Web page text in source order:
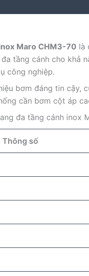
Maro CHM3-70 là
tầng cánh cho
công nghiệp.
bơm đáng tin cậy,
cần bơm cột áp
đa tầng cánh inox
Thông số